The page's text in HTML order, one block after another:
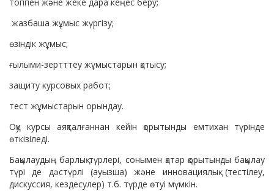
жазбаша жұмыс жүргізу;
өзіндік жұмыс;
ғылыми-зертттеу жұмыстарын қатысу;
защиту курсовых работ;
тест жұмыстарын орындау.
Оқу курсы аяқталғаннан кейін қорытынды емтихан түрінде
өткізіледі.
Бақылаудың барлық түрлері, сонымен қатар қорытынды бақылау
түрі де дәстүрлі (ауызша) және инновациялық (тестілеу,
дискуссия, кездесулер) т.б. түрде өтуі мүмкін.